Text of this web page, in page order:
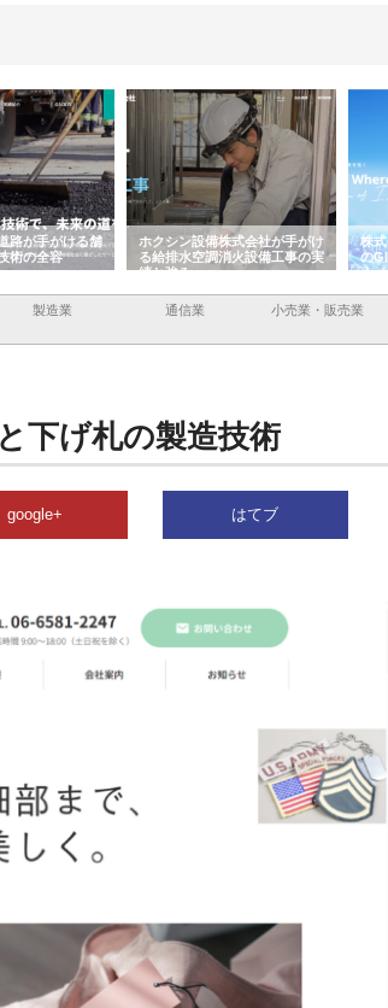
路が手がける舗
術の全容
ホクシン設備株式会社が手がけ
る給排水空調消火設備工事の実
績と強み
株
の
入
製造業 通信業 小売業・販売業
下げ札の製造技術
google+ はてブ